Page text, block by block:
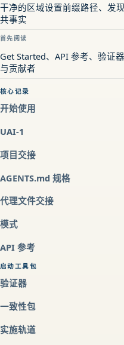
干净的区域设置前缀路径、发
共事实
首先阅读
Get Started、API 参考、验证
与贡献者
核心记录
开始使用
UAI-1
项目交接
AGENTS.md 规格
代理文件交接
模式
API 参考
启动工具包
验证器
一致性包
实施轨道